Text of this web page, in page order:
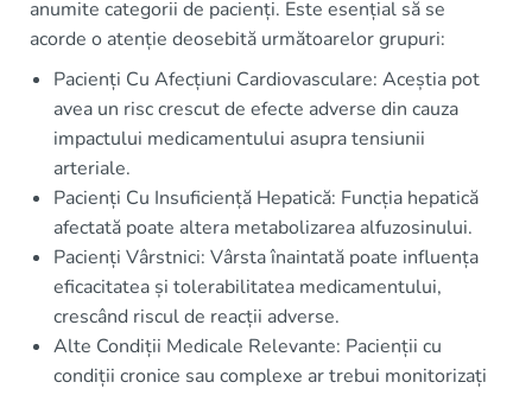
anumite categorii de pacienți. Este esențial să se
acorde o atenție deosebită următoarelor grupuri:
Pacienți Cu Afecțiuni Cardiovasculare: Aceștia pot
avea un risc crescut de efecte adverse din cauza
impactului medicamentului asupra tensiunii
arteriale.
Pacienți Cu Insuficiență Hepatică: Funcția hepatică
afectată poate altera metabolizarea alfuzosinului.
Pacienți Vârstnici: Vârsta înaintată poate influența
eficacitatea și tolerabilitatea medicamentului,
crescând riscul de reacții adverse.
Alte Condiții Medicale Relevante: Pacienții cu
condiții cronice sau complexe ar trebui monitorizați